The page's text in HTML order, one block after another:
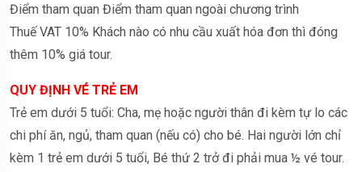
Điểm tham quan Điểm tham quan ngoài chương trình
Thuế VAT 10% Khách nào có nhu cầu xuất hóa đơn thì đóng
thêm 10% giá tour.
QUY ĐỊNH VÉ TRẺ EM
Trẻ em dưới 5 tuổi: Cha, mẹ hoặc người thân đi kèm tự lo các
chi phí ăn, ngủ, tham quan (nếu có) cho bé. Hai người lớn chỉ
kèm 1 trẻ em dưới 5 tuổi, Bé thứ 2 trở đi phải mua ½ vé tour.